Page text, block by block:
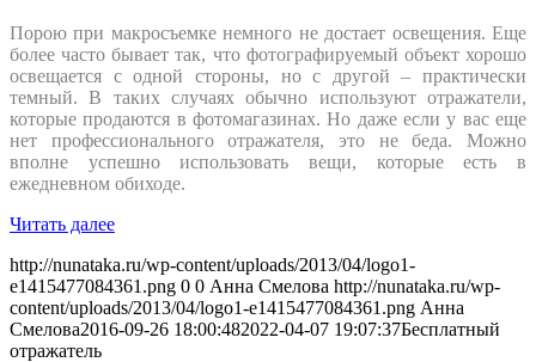
Порою при макросъемке немного не достает освещения. Еще
более часто бывает так, что фотографируемый объект хорошо
освещается с одной стороны, но с другой – практически
темный. В таких случаях обычно используют отражатели,
которые продаются в фотомагазинах. Но даже если у вас еще
нет профессионального отражателя, это не беда. Можно
вполне успешно использовать вещи, которые есть в
ежедневном обиходе.
Читать далее
http://nunataka.ru/wp-content/uploads/2013/04/logo1-
e1415477084361.png 0 0 Анна Смелова http://nunataka.ru/wp-
content/uploads/2013/04/logo1-e1415477084361.png Анна
Смелова2016-09-26 18:00:482022-04-07 19:07:37Бесплатный
отражатель